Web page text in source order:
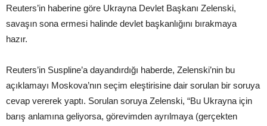
Reuters’in haberine göre Ukrayna Devlet Başkanı Zelenski,
savaşın sona ermesi halinde devlet başkanlığını bırakmaya
hazır.
Reuters’in Suspline’a dayandırdığı haberde, Zelenski’nin bu
açıklamayı Moskova’nın seçim eleştirisine dair sorulan bir soruya
cevap vererek yaptı. Sorulan soruya Zelenski, “Bu Ukrayna için
barış anlamına geliyorsa, görevimden ayrılmaya (gerçekten